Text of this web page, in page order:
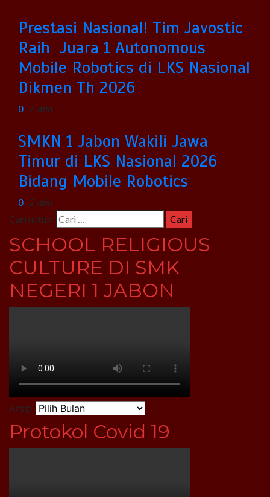
Prestasi Nasional! Tim Javostic
Raih Juara 1 Autonomous
Mobile Robotics di LKS Nasional
Dikmen Th 2026
0 2 min
SMKN 1 Jabon Wakili Jawa
Timur di LKS Nasional 2026
Bidang Mobile Robotics
0 2 min
Cari untuk:
SCHOOL RELIGIOUS
CULTURE DI SMK
NEGERI 1 JABON
Arsip
Protokol Covid 19